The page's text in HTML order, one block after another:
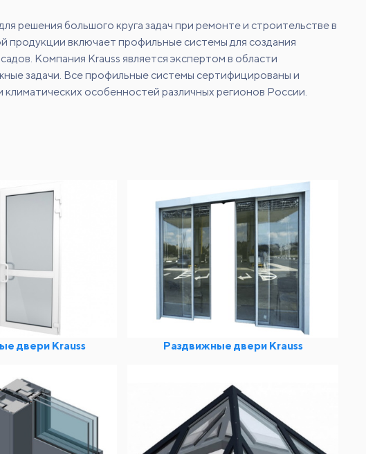
решения большого круга задач при ремонте и строительстве в
продукции включает профильные системы для создания
Компания Krauss является экспертом в области
задачи. Все профильные системы сертифицированы и
особенностей различных регионов России.
двери Krauss Раздвижные двери Krauss